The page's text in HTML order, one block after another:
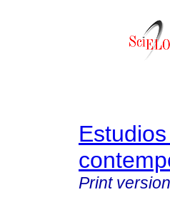
Print version